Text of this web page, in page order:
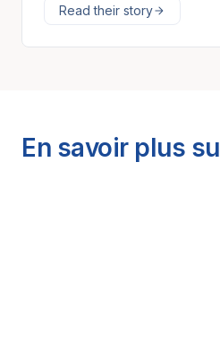
Read their story
En savoir plus